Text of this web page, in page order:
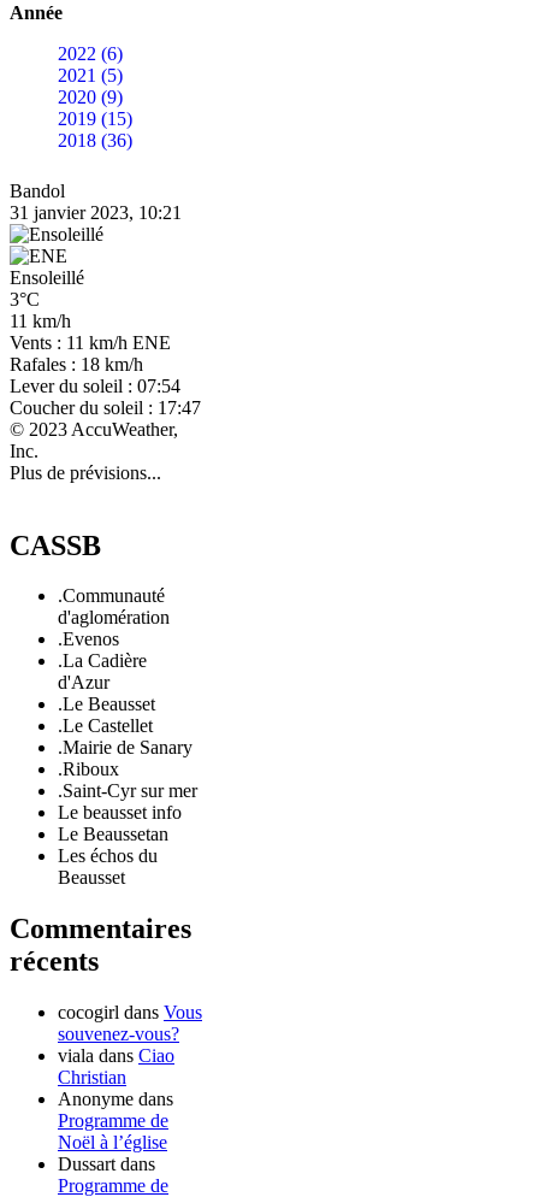
Année
2022 (6)
2021 (5)
2020 (9)
2019 (15)
2018 (36)
Bandol
31 janvier 2023, 10:21
Ensoleillé
3°C
11 km/h
Vents : 11 km/h ENE
Rafales : 18 km/h
Lever du soleil : 07:54
Coucher du soleil : 17:47
© 2023 AccuWeather,
Inc.
Plus de prévisions...
CASSB
.Communauté
d'aglomération
.Evenos
.La Cadière
d'Azur
.Le Beausset
.Le Castellet
.Mairie de Sanary
.Riboux
.Saint-Cyr sur mer
Le beausset info
Le Beaussetan
Les échos du
Beausset
Commentaires
récents
cocogirl dans Vous
souvenez-vous?
viala dans Ciao
Christian
Anonyme dans
Programme de
Noël à l’église
Dussart dans
Programme de